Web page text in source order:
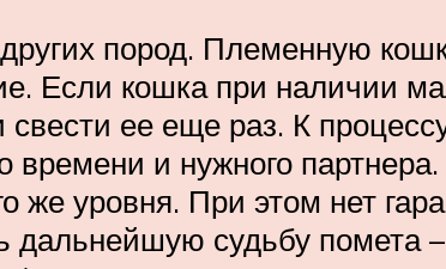
пород. Племенную
Если кошка при наличии
ее еще раз. К
времени и нужного
уровня. При этом нет
дальнейшую судьбу помета